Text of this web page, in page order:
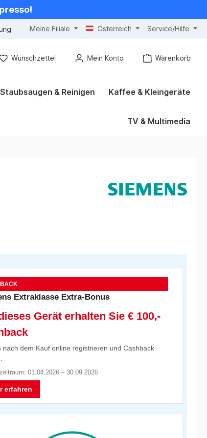
Meine Filiale Österreich Service/Hilfe
Wunschzettel Mein Konto Warenkorb
Staubsaugen & Reinigen Kaffee & Kleingeräte
TV & Multimedia
Extraklasse Extra-Bonus
Gerät erhalten Sie € 100,-
nach dem Kauf online registrieren und Cashback
01.04.2026 – 30.09.2026
erfahren